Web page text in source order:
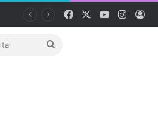
Facebook YouTube
Pretražite